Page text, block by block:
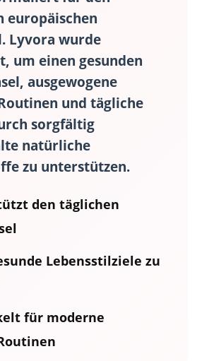
europäischen
Lyvora wurde
um einen gesunden
ausgewogene
und tägliche
sorgfältig
natürliche
zu unterstützen.
den täglichen
Lebensstilziele zu
für moderne